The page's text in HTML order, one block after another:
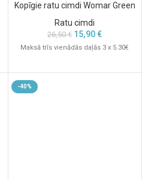
Kopīgie ratu cimdi Womar Green
Ratu cimdi
26,50€ 15,90€
Maksā trīs vienādās daļās 3 x 5.30€
-40%